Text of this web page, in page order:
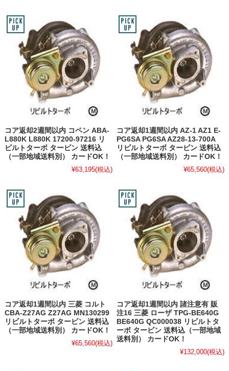
コア返却2週間以内 コペン ABA-
L880K L880K 17200-97216 リ
ビルトターボ タービン 送料込
（一部地域送料別） カードOK！
¥63,195(税込)
コア返却1週間以内 AZ-1 AZ1 E-
PG6SA PG6SA AZ28-13-700A
リビルトターボ タービン 送料込
（一部地域送料別） カードOK！
¥65,560(税込)
コア返却1週間以内 三菱 コルト
CBA-Z27AG Z27AG MN130299
リビルトターボ タービン 送料込
（一部地域送料別） カードOK！
¥65,560(税込)
コア返却1週間以内 諸注意有 販
注16 三菱 ローザ TPG-BE640G
BE640G QC000038 リビルトタ
ーボ タービン 送料込（一部地域
送料別） カードOK！
¥132,000(税込)